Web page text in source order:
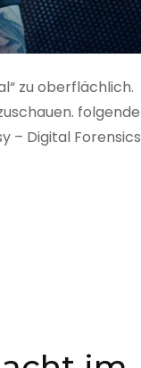
zu oberflächlich.
folgende
– Digital Forensics